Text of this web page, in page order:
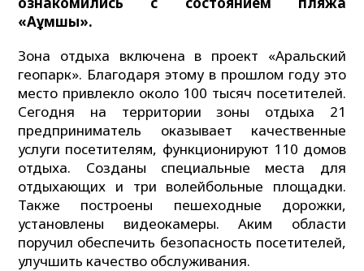
«Аққұмшық».
Зона отдыха включена в проект «Аральский
геопарк». Благодаря этому в прошлом году это
место привлекло около 100 тысяч посетителей.
Сегодня на территории зоны отдыха 21
предприниматель оказывает качественные
услуги посетителям, функционируют 110 домов
отдыха. Созданы специальные места для
отдыхающих и три волейбольные площадки.
Также построены пешеходные дорожки,
установлены видеокамеры. Аким области
поручил обеспечить безопасность посетителей,
улучшить качество обслуживания.